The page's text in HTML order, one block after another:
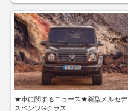
★車に関するニュース★新型メルセデ
スベンツGクラス